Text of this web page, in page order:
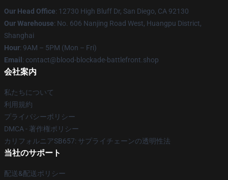
Our Head Office: 12730 High Bluff Dr, San Diego, CA 92130
Our Warehouse: No. 606 Nanjing Road West, Huangpu District,
Shanghai
Hour: 9AM – 5PM (Mon – Fri)
Email : contact@blood-blockade-battlefront.shop
会社案内
私たちについて
利用規約
プライバシーポリシー
DMCA - 著作権ポリシー
カリフォルニアSB657: サプライチェーンの透明性法
当社のサポート
配送&配送ポリシー